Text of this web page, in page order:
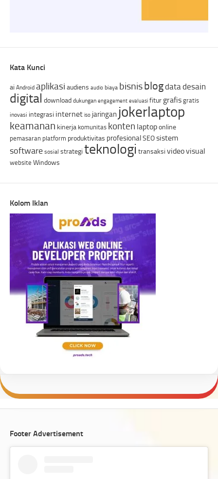
Kata Kunci
ai Android aplikasi audiens audio biaya bisnisblogdatadesain
digital download dukungan engagement evaluasi fitur grafis gratis
inovasi integrasi internet iso jaringan jokerlaptop
keamanan kinerja komunitas konten laptoponline
pemasaran platform produktivitas profesionalSEOsistem
software sosial strategi teknologi transaksi videovisual
website Windows
Kolom Iklan
Footer Advertisement